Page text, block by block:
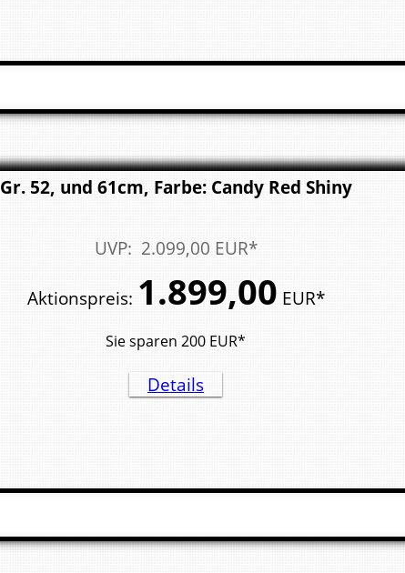
Gr. 52, und 61cm, Farbe: Candy Red Shiny
UVP: 2.099,00 EUR*
Aktionspreis: 1.899,00 EUR*
Sie sparen 200 EUR*
Details